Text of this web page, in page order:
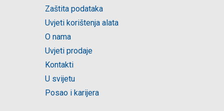
Zaštita podataka
Uvjeti korištenja alata
O nama
Uvjeti prodaje
Kontakti
U svijetu
Posao i karijera